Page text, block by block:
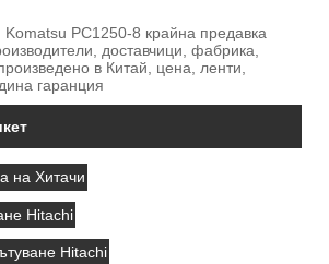
PC1250-8 крайна предавка
доставчици, фабрика,
в Китай, цена, ленти,
гаранция
на Хитачи
Hitachi
Hitachi